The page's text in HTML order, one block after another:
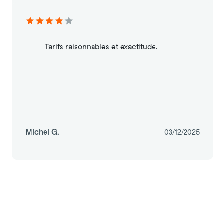
Tarifs raisonnables et exactitude.
Michel G. 03/12/2025